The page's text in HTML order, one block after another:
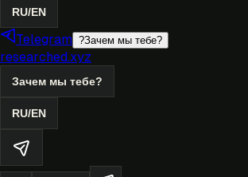
RU/EN
Telegram ?Зачем мы тебе?
researched.xyz
Зачем мы тебе?
RU/EN